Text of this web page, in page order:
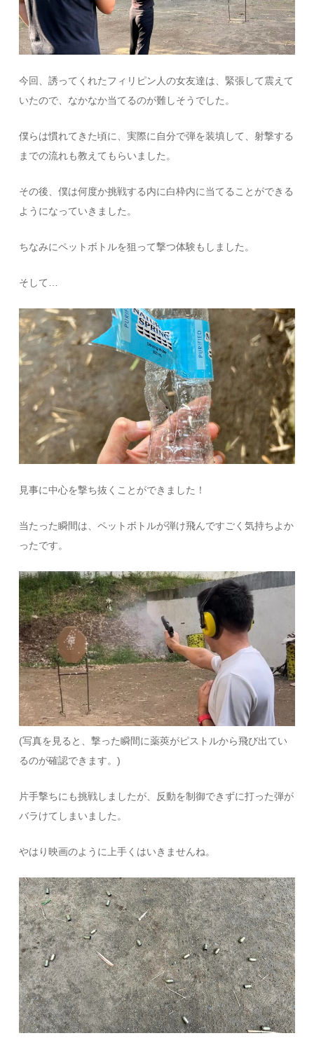
今回、誘ってくれたフィリピン人の女友達は、緊張して震えて
いたので、なかなか当てるのが難しそうでした。
僕らは慣れてきた頃に、実際に自分で弾を装填して、射撃する
までの流れも教えてもらいました。
その後、僕は何度か挑戦する内に白枠内に当てることができる
ようになっていきました。
ちなみにペットボトルを狙って撃つ体験もしました。
そして…
見事に中心を撃ち抜くことができました！
当たった瞬間は、ペットボトルが弾け飛んですごく気持ちよか
ったです。
(写真を見ると、撃った瞬間に薬莢がピストルから飛び出てい
るのが確認できます。)
片手撃ちにも挑戦しましたが、反動を制御できずに打った弾が
バラけてしまいました。
やはり映画のように上手くはいきませんね。